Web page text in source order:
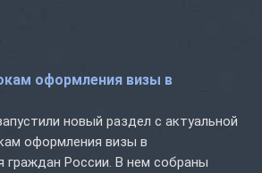
оформления визы в
новый раздел с актуальной
оформления визы в
граждан России. В нем собраны